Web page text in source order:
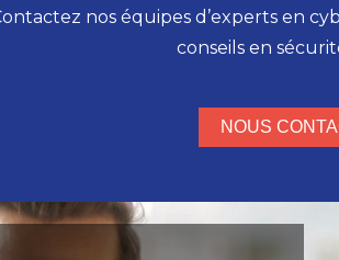
nos équipes d’experts en
conseils en
NOUS